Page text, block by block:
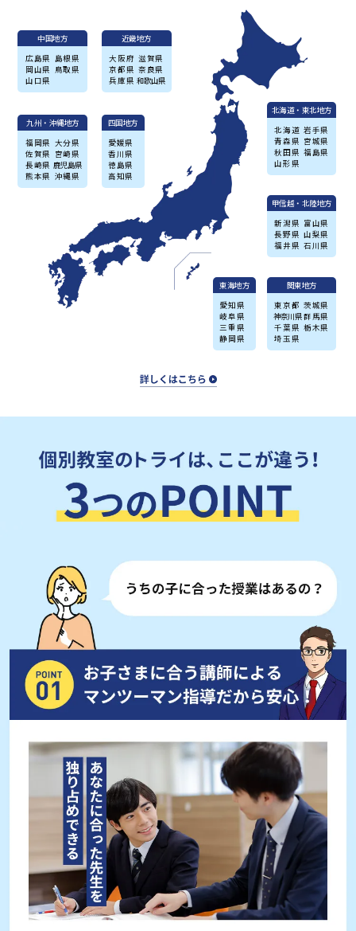
北海道・東北地方
北海道 岩手県
青森県 宮城県
秋田県 福島県
山形県
甲信越・北陸地方
新潟県 富山県
長野県 山梨県
福井県 石川県
関東地方
東京都 茨城県
神奈川県群馬県
千葉県 栃木県
埼玉県
東海地方
愛知県
岐阜県
三重県
静岡県
近畿地方
大阪府 滋賀県
京都県 奈良県
兵庫県 和歌山県
中国地方
広島県 島根県
岡山県 鳥取県
山口県
四国地方
愛媛県
香川県
徳島県
高知県
九州・沖縄地方
福岡県 大分県
佐賀県 宮崎県
長崎県 鹿児島県
熊本県 沖縄県